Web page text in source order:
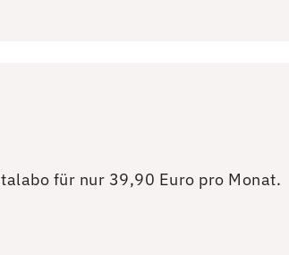
für nur 39,90 Euro pro Monat.